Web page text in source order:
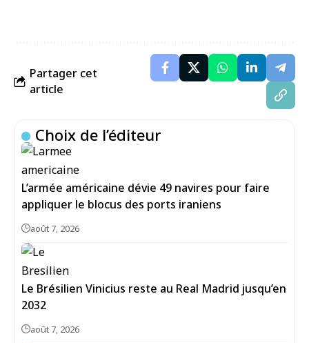
Partager cet
article
Choix de l’éditeur
L’armée américaine dévie 49 navires pour faire
appliquer le blocus des ports iraniens
août 7, 2026
Le Brésilien Vinicius reste au Real Madrid jusqu’en
2032
août 7, 2026